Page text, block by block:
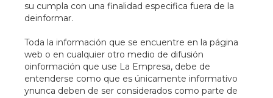
su cumpla con una finalidad especifica fuera de la
deinformar.
Toda la información que se encuentre en la página
web o en cualquier otro medio de difusión
oinformación que use La Empresa, debe de
entenderse como que es únicamente informativo
ynunca deben de ser considerados como parte de